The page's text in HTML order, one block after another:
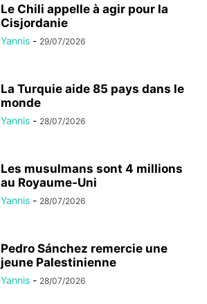
Le Chili appelle à agir pour la
Cisjordanie
Yannis - 29/07/2026
La Turquie aide 85 pays dans le
monde
Yannis - 28/07/2026
Les musulmans sont 4 millions
au Royaume-Uni
Yannis - 28/07/2026
Pedro Sánchez remercie une
jeune Palestinienne
Yannis - 28/07/2026